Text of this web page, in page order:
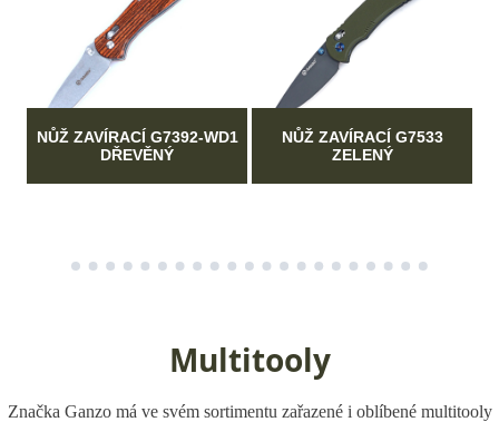
NŮŽ ZAVÍRACÍ G7392-WD1
DŘEVĚNÝ
NŮŽ ZAVÍRACÍ G7533
ZELENÝ
Multitooly
Značka Ganzo má ve svém sortimentu zařazené i oblíbené multitooly